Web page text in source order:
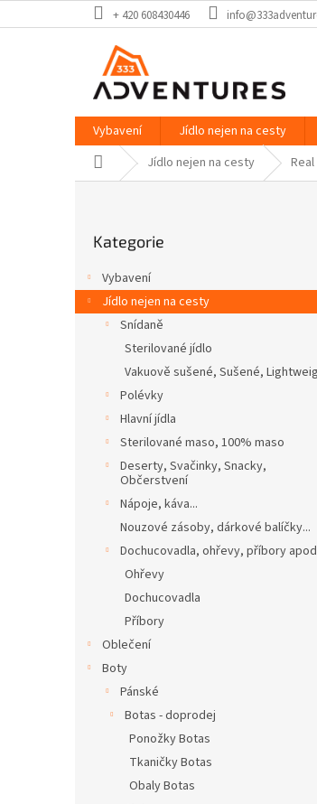
na
+ 420 608430446
Vybavení Jídlo nejen na cesty
Domů Jídlo nejen na cesty
a
n
kategorie
Kategorie
Vybavení
Jídlo nejen na cesty
Snídaně
Sterilované jídlo
Vakuově sušené, Sušené,
Polévky
Hlavní jídla
Sterilované maso, 100% maso
Deserty, Svačinky, Snacky,
Občerstvení
Nápoje, káva...
Nouzové zásoby, dárkové balíčky...
Dochucovadla, ohřevy, příbory
Ohřevy
Dochucovadla
Příbory
Oblečení
Boty
Pánské
Botas - doprodej
Ponožky Botas
Tkaničky Botas
Obaly Botas